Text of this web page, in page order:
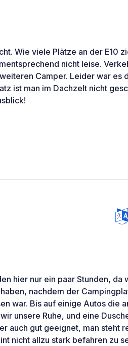
Wie viele Plätze an der E10
nicht leise.
Camper. Leider war es
ist man im Dachzelt nicht
hier nur ein paar Stunden, da
nachdem der
war. Bis auf einige Autos die
unsere Ruhe, und eine
auch gut geeignet, man steht
nicht allzu stark befahren zu